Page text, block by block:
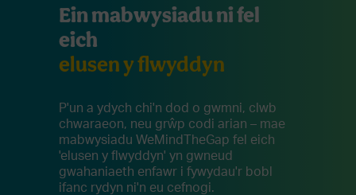
Ein mabwysiadu ni fel
eich
elusen y flwyddyn
P'un a ydych chi'n dod o gwmni, clwb
chwaraeon, neu grŵp codi arian – mae
mabwysiadu WeMindTheGap fel eich
'elusen y flwyddyn' yn gwneud
gwahaniaeth enfawr i fywydau'r bobl
ifanc rydyn ni'n eu cefnogi.